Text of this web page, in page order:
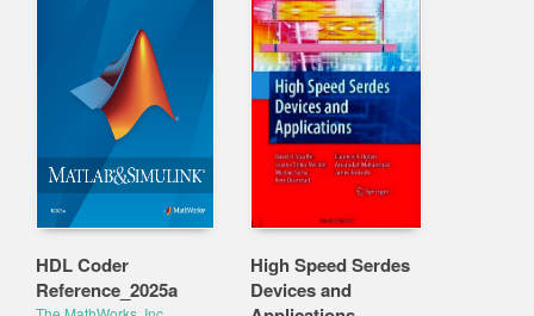
HDL Coder
Reference_2025a
High Speed Serdes
Devices and